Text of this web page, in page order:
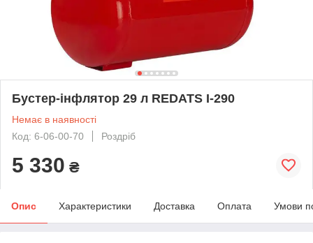
Бустер-інфлятор 29 л REDATS I-290
Немає в наявності
Код: 6-06-00-70
Роздріб
5 330 ₴
Опис Характеристики Доставка Оплата Умови